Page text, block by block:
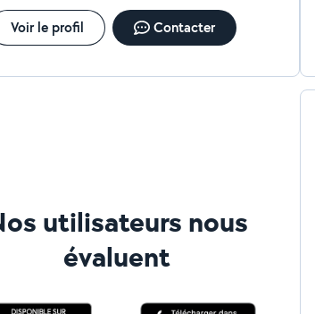
Voir le profil Contacter
utilisateurs nous
évaluent